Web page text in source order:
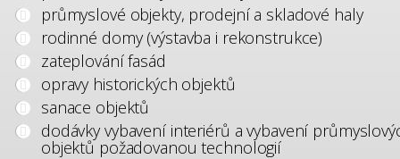
průmyslové objekty, prodejní a skladové haly
rodinné domy (výstavba i rekonstrukce)
zateplování fasád
opravy historických objektů
sanace objektů
dodávky vybavení interiérů a vybavení
objektů požadovanou technologií